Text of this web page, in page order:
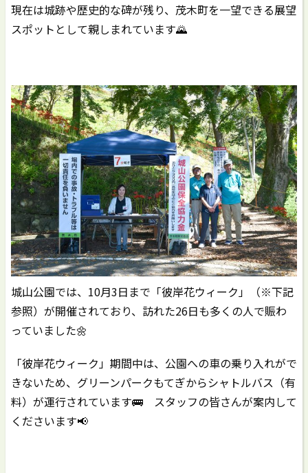
現在は城跡や歴史的な碑が残り、茂木町を一望できる展望
スポットとして親しまれています🌄
城山公園では、10月3日まで「彼岸花ウィーク」（※下記
参照）が開催されており、訪れた26日も多くの人で賑わ
っていました🌼
「彼岸花ウィーク」期間中は、公園への車の乗り入れがで
きないため、グリーンパークもてぎからシャトルバス（有
料）が運行されています🚌 スタッフの皆さんが案内して
くださいます📢